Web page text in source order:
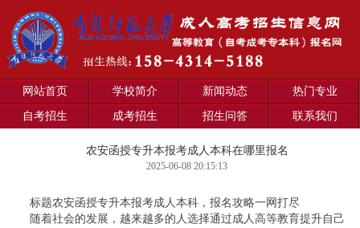
网站首页 学校简介 新闻动态 热门专业
自考招生 成考招生 招生问答 联系我们
农安函授专升本报考成人本科在哪里报名
2025-06-08 20:15:13
标题农安函授专升本报考成人本科，报名攻略一网打尽
随着社会的发展，越来越多的人选择通过成人高等教育提升自己